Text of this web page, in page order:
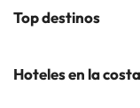
¿Quiénes somos?
Gestionar mi reserva
Top destinos
Hoteles en Salou
Hoteles en la costa